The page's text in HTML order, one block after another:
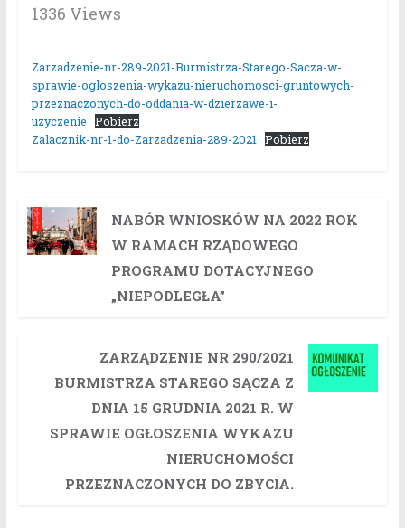
1336 Views
Zarzadzenie-nr-289-2021-Burmistrza-Starego-Sacza-w-
sprawie-ogloszenia-wykazu-nieruchomosci-gruntowych-
przeznaczonych-do-oddania-w-dzierzawe-i-
uzyczenie
Pobierz
Zalacznik-nr-1-do-Zarzadzenia-289-2021
Pobierz
NABÓR WNIOSKÓW NA 2022 ROK
W RAMACH RZĄDOWEGO
PROGRAMU DOTACYJNEGO
„NIEPODLEGŁA”
ZARZĄDZENIE NR 290/2021
BURMISTRZA STAREGO SĄCZA Z
DNIA 15 GRUDNIA 2021 R. W
SPRAWIE OGŁOSZENIA WYKAZU
NIERUCHOMOŚCI
PRZEZNACZONYCH DO ZBYCIA.